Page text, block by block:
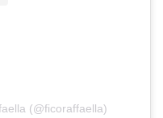
(@ficoraffaella)